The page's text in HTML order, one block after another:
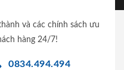
và các chính sách ưu
hàng 24/7!
0834.494.494